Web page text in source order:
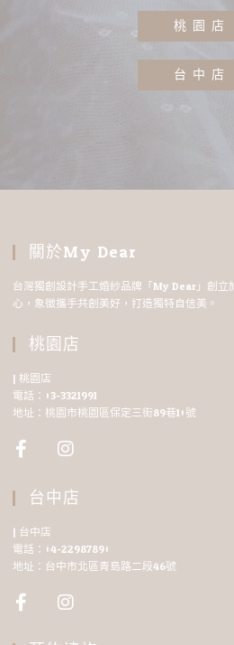
桃園店
台中店
關於My Dear
台灣獨創設計手工婚紗品牌「My Dear」創立
心，象徵攜手共創美好，打造獨特自信美。
桃園店
| 桃園店
電話：03-3321991
地址：桃園市桃園區保定三街89巷10號
台中店
| 台中店
電話：04-22987890
地址：台中市北區青島路二段46號